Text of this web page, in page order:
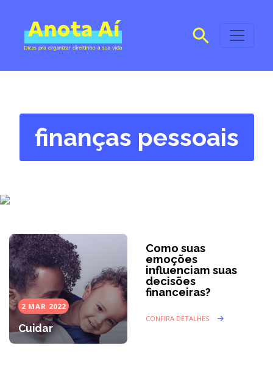
finanças pessoais
2 MAR 2022
Cuidar
Como suas
emoções
influenciam suas
decisões
financeiras?
CONFIRA DETALHES